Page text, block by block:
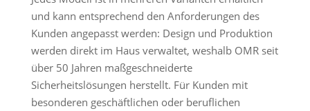
und kann entsprechend den Anforderungen des
Kunden angepasst werden: Design und Produktion
werden direkt im Haus verwaltet, weshalb OMR seit
über 50 Jahren maßgeschneiderte
Sicherheitslösungen herstellt. Für Kunden mit
besonderen geschäftlichen oder beruflichen